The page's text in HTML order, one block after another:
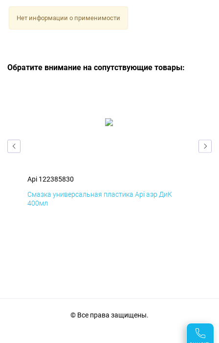
Нет информации о применимости
Обратите внимание на сопутствующие товары:
Api 122385830
Смазка универсальная пластика Api аэр ДиК
400мл
© Все права защищены.